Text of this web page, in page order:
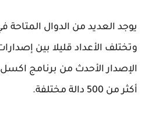
وتختلف الأعداد قليلا بين
أكثر من 500 دالة مختلفة.